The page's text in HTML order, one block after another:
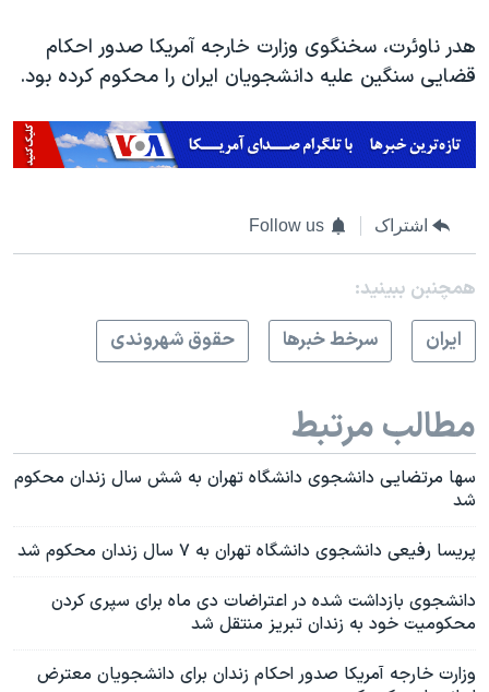
هدر ناوئرت، سخنگوی وزارت خارجه آمریکا صدور احکام
قضایی سنگین علیه دانشجویان ایران را محکوم کرده بود.
اشتراک Follow us
همچنبن ببینید:
ايران
سرخط خبرها حقوق شهروندی
مطالب مرتبط
سها مرتضایی دانشجوی دانشگاه تهران به شش سال زندان محکوم
شد
پریسا رفیعی دانشجوی دانشگاه تهران به ۷ سال زندان محکوم شد
دانشجوی بازداشت شده در اعتراضات دی ماه برای سپری کردن
محکومیت خود به زندان تبریز منتقل شد
وزارت خارجه آمریکا صدور احکام زندان برای دانشجویان معترض